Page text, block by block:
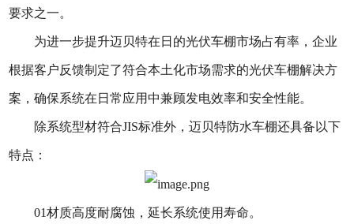
要求之一。
为进一步提升迈贝特在日的光伏车棚市场占有率，企业
根据客户反馈制定了符合本土化市场需求的光伏车棚解决方
案，确保系统在日常应用中兼顾发电效率和安全性能。
除系统型材符合JIS标准外，迈贝特防水车棚还具备以下
特点：
01材质高度耐腐蚀，延长系统使用寿命。